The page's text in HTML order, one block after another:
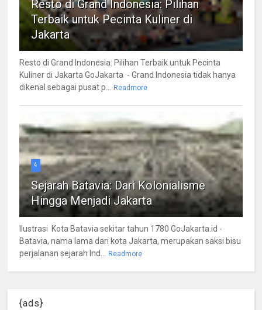
Resto di Grand Indonesia: Pilihan
Terbaik untuk Pecinta Kuliner di
Jakarta
Resto di Grand Indonesia: Pilihan Terbaik untuk Pecinta
Kuliner di Jakarta GoJakarta - Grand Indonesia tidak hanya
dikenal sebagai pusat p... Readmore
4
Sejarah Batavia: Dari Kolonialisme
Hingga Menjadi Jakarta
Ilustrasi Kota Batavia sekitar tahun 1780 GoJakarta.id -
Batavia, nama lama dari kota Jakarta, merupakan saksi bisu
perjalanan sejarah Ind... Readmore
{ads}